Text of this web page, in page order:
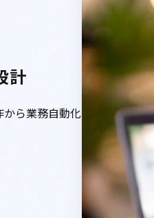
計
から業務自動化